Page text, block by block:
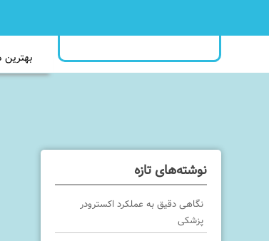
بهترین
نوشته‌های تازه
نگاهی دقیق به عملکرد اکسترودر
پزشکی